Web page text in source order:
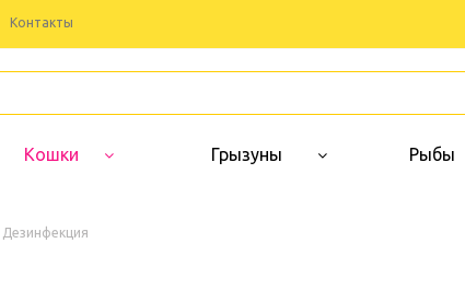
Контакты
Кошки Грызуны Рыбы
Дезинфекция